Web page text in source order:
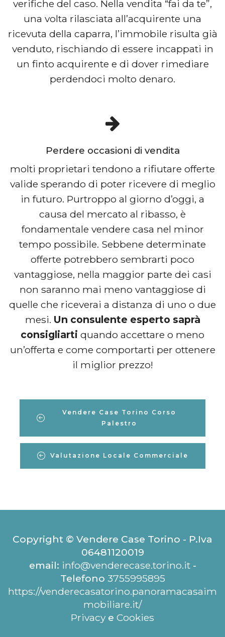
verifiche del caso. Nella vendita “fai da te”,
una volta rilasciata all’acquirente una
ricevuta della caparra, l’immobile risulta già
venduto, rischiando di essere incappati in
un finto acquirente e di dover rimediare
perdendoci molto denaro.
Perdere occasioni di vendita
molti proprietari tendono a rifiutare offerte
valide sperando di poter ricevere di meglio
in futuro. Purtroppo al giorno d’oggi, a
causa del mercato al ribasso, è
fondamentale vendere casa nel minor
tempo possibile. Sebbene determinate
offerte potrebbero sembrarti poco
vantaggiose, nella maggior parte dei casi
non saranno mai meno vantaggiose di
quelle che riceverai a distanza di uno o due
mesi. Un consulente esperto saprà
consigliarti quando accettare o meno
un’offerta e come comportarti per ottenere
il miglior prezzo!
Vendere Case Torino Corso
Palestro
Valutazione Locale Commerciale
Copyright © Vendere Case Torino - P.Iva
06481120019
email: info@venderecase.torino.it-
Telefono 3755995895
https://venderecasatorino.panoramacasaim
mobiliare.it/
Privacy e Cookies